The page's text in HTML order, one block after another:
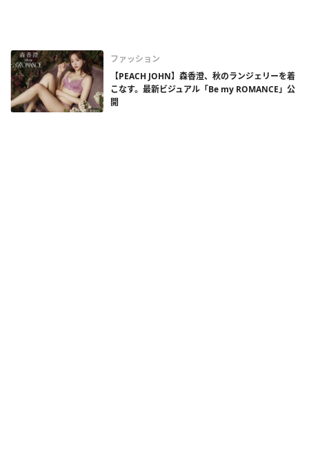
ファッション
【PEACH JOHN】森香澄、秋のランジェリーを着
こなす。最新ビジュアル「Be my ROMANCE」公
開